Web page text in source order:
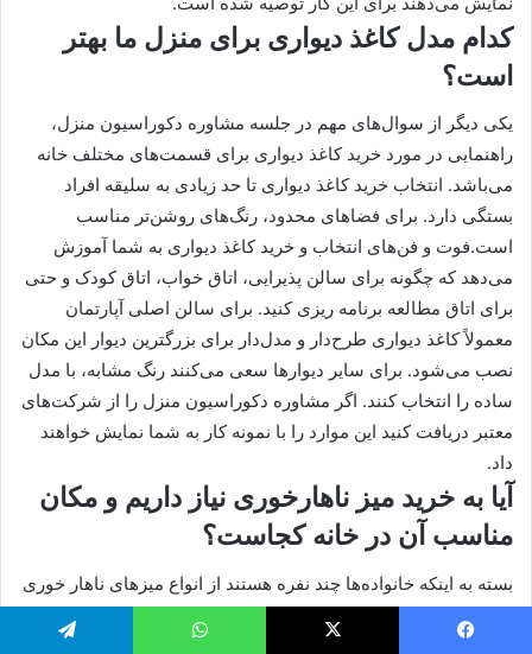
کدام مدل کاغذ دیواری برای منزل ما بهتر
است؟
یکی دیگر از سوال‌های مهم در جلسه مشاوره دکوراسیون منزل،
راهنمایی در مورد خرید کاغذ دیواری برای قسمت‌های مختلف خانه
می‌باشد. انتخاب خرید کاغذ دیواری تا حد زیادی به سلیقه افراد
بستگی دارد. برای فضاهای محدود، رنگ‌های روشن‌تر مناسب
است.فوت و فن‌های انتخاب و خرید کاغذ دیواری به شما آموزش
می‌دهد که چگونه برای سالن پذیرایی، اتاق خواب، اتاق کودک و حتی
برای اتاق مطالعه برنامه ریزی کنید. برای سالن اصلی آپارتمان
معمولاً کاغذ دیواری طرح‌دار و مدل‌دار برای بزرگترین دیوار این مکان
نصب می‌شود. برای سایر دیوارها سعی می‌کنند رنگ مشابه، با مدل
ساده را انتخاب کنند. اگر مشاوره دکوراسیون منزل را از شرکت‌های
معتبر دریافت کنید این موارد را با نمونه کار به شما نمایش خواهند
داد.
آیا به خرید میز ناهارخوری نیاز داریم و مکان
مناسب آن در خانه کجاست؟
بسته به اینکه خانواده‌ها چند نفره هستند از انواع میزهای ناهار خوری
۲، ۴، ۶، ۸ یا ۱۲ نفره می‌توانید در منزل استفاده کنید. برای
خانواده‌های کم جمعیت معمولاً میز ناهارخوری ۴ یا ۶ نفره مناسبت